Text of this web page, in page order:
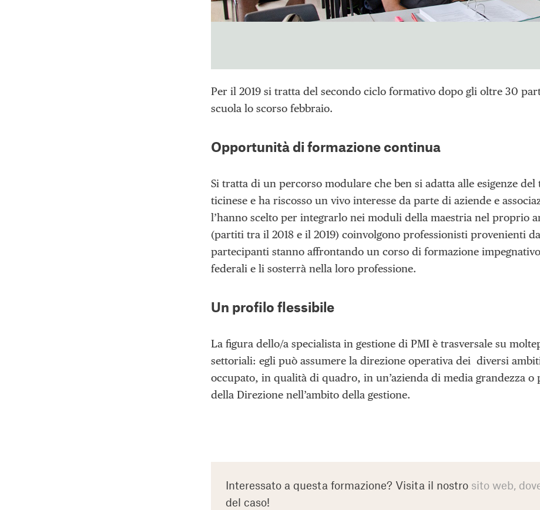
Per il 2019 si tratta del secondo ciclo formativo dopo gli oltre 30
scuola lo scorso febbraio.
Opportunità di formazione continua
Si tratta di un percorso modulare che ben si adatta alle esigenze
ticinese e ha riscosso un vivo interesse da parte di aziende e
l’hanno scelto per integrarlo nei moduli della maestria nel proprio
(partiti tra il 2018 e il 2019) coinvolgono professionisti provenienti
partecipanti stanno affrontando un corso di formazione
federali e li sosterrà nella loro professione.
Un profilo flessibile
La figura dello/a specialista in gestione di PMI è trasversale su
settoriali: egli può assumere la direzione operativa dei diversi
occupato, in qualità di quadro, in un’azienda di media grandezza
della Direzione nell’ambito della gestione.
Interessato a questa formazione? Visita il nostro sito web,
del caso!